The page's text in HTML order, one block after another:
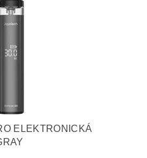
ELEKTRONICKÁ